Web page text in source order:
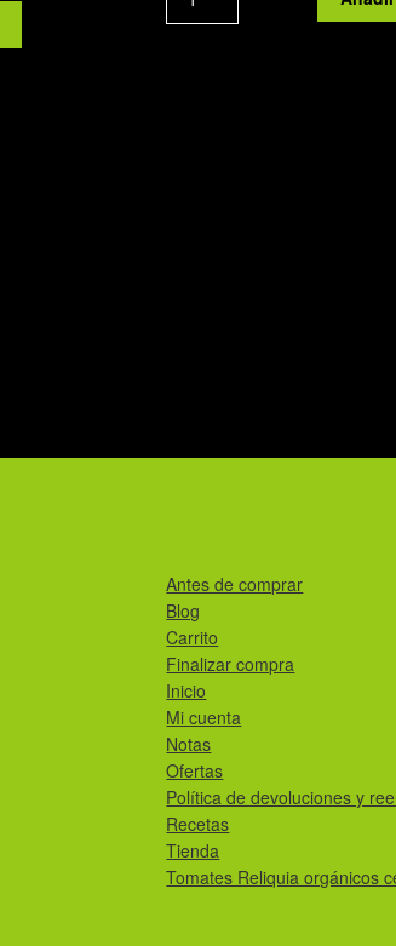
morada
Antes de comprar
Blog
Carrito
Finalizar compra
Inicio
Mi cuenta
Notas
Ofertas
Política de devoluciones y
Recetas
Tienda
Tomates Reliquia orgánicos